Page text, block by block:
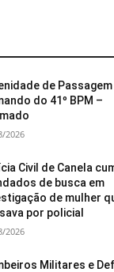
de
do 41º BPM –
2026
Civil de Canela
de busca em
de mulher
por policial
2026
Militares e